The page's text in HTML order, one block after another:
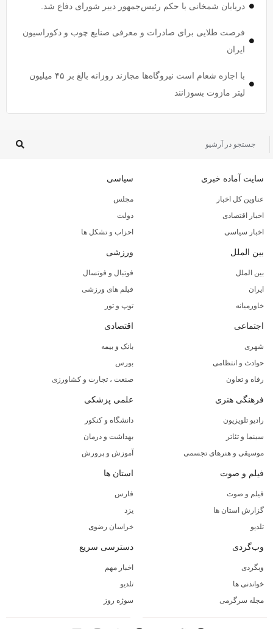
دریابان شمخانی با حکم رئیس‌جمهور دبیر شورای دفاع شد.
فرصت طلایی برای صادرات و معرفی صنایع چوب و دکوراسیون
ایران
با اجازه شعام است نیروگاه‌ها مجازند روزانه بالغ بر ۴۵ میلیون
لیتر مازوت بسوزانند
سایت آماده خبری
عناوین کل اخبار
اخبار اقتصادی
اخبار سیاسی
سیاسی
مجلس
دولت
احزاب و تشکل ها
بین الملل
بین الملل
ایران
خاورمیانه
ورزشی
فوتبال و فوتسال
فیلم های ورزشی
توپ و تور
اجتماعی
شهری
حوادث و انتظامی
رفاه و تعاون
اقتصادی
بانک و بیمه
بورس
صنعت ، تجارت و کشاورزی
فرهنگی هنری
رادیو تلویزیون
سینما و تئاتر
موسیقی و هنرهای تجسمی
علمی پزشکی
دانشگاه و کنکور
بهداشت و درمان
آموزش و پرورش
فیلم و صوت
فیلم و صوت
گزارش استان ها
تلدیو
استان ها
فارس
یزد
خراسان رضوی
وب‌گردی
وبگردی
خواندنی ها
مجله سرگرمی
دسترسی سریع
اخبار مهم
تلدیو
سوژه روز